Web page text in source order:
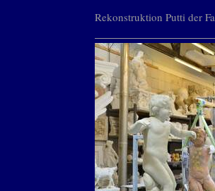
Rekonstruktion Putti der